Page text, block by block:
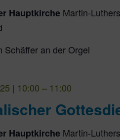
Hauptkirche Martin-
Schäffer an der Orgel
| 10:00 – 11:00
Hauptkirche Martin-